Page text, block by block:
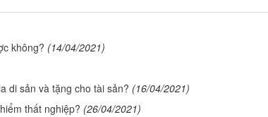
không? (14/04/2021)
di sản và tặng cho tài sản? (16/04/2021)
thất nghiệp? (26/04/2021)